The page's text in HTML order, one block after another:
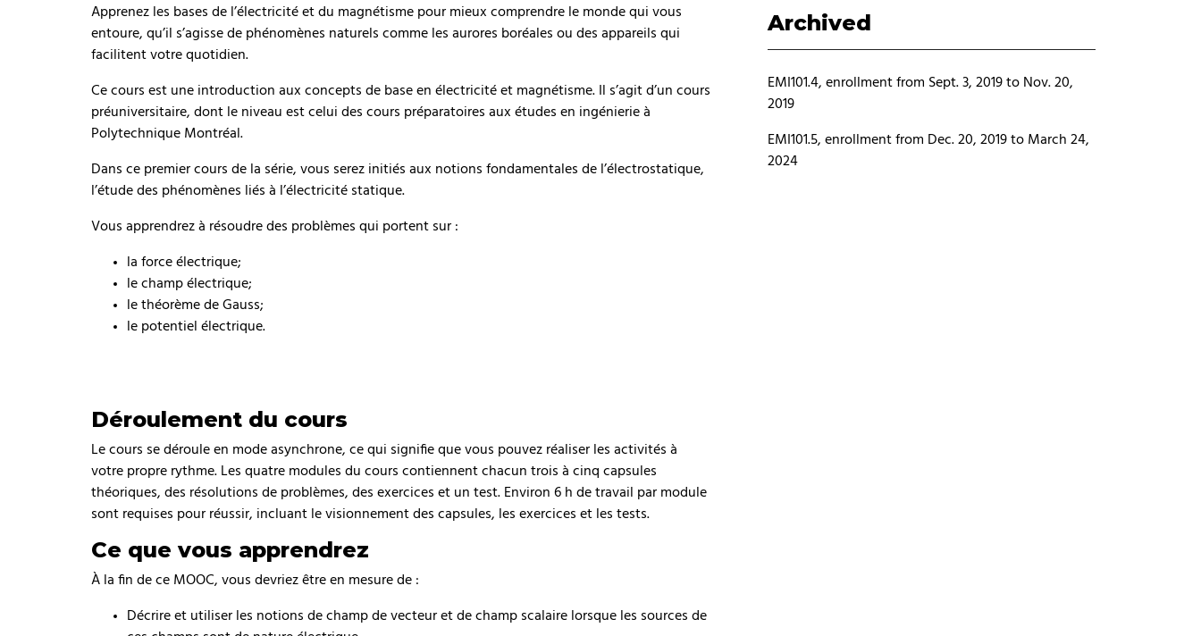
Apprenez les bases de l’électricité et du magnétisme pour mieux comprendre le monde qui vous
entoure, qu’il s’agisse de phénomènes naturels comme les aurores boréales ou des appareils qui
facilitent votre quotidien.
Ce cours est une introduction aux concepts de base en électricité et magnétisme. Il s’agit d’un cours
préuniversitaire, dont le niveau est celui des cours préparatoires aux études en ingénierie à
Polytechnique Montréal.
Dans ce premier cours de la série, vous serez initiés aux notions fondamentales de l’électrostatique,
l’étude des phénomènes liés à l’électricité statique.
Vous apprendrez à résoudre des problèmes qui portent sur :
la force électrique;
le champ électrique;
le théorème de Gauss;
le potentiel électrique.
Déroulement du cours
Le cours se déroule en mode asynchrone, ce qui signifie que vous pouvez réaliser les activités à
votre propre rythme. Les quatre modules du cours contiennent chacun trois à cinq capsules
théoriques, des résolutions de problèmes, des exercices et un test. Environ 6 h de travail par module
sont requises pour réussir, incluant le visionnement des capsules, les exercices et les tests.
Ce que vous apprendrez
À la fin de ce MOOC, vous devriez être en mesure de :
Décrire et utiliser les notions de champ de vecteur et de champ scalaire lorsque les sources de
Archived
EMI101.4, enrollment from Sept. 3, 2019 to Nov. 20,
2019
EMI101.5, enrollment from Dec. 20, 2019 to March 24,
2024